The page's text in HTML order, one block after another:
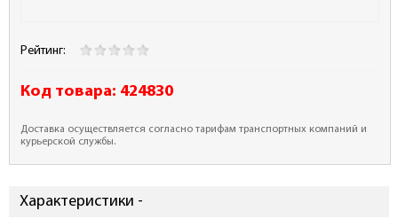
Рейтинг:
Код товара: 424830
Доставка осуществляется согласно тарифам транспортных компаний и
курьерской службы.
Характеристики -